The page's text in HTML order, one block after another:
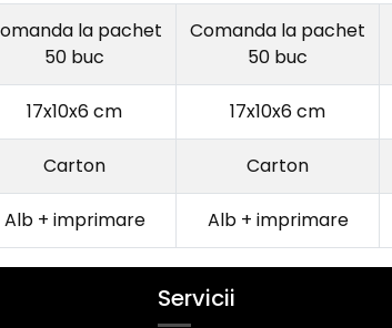
la pachet
50 buc
Comanda la pachet
50 buc
17x10x6 cm 17x10x6 cm
Carton Carton
Alb + imprimare Alb + imprimare
Servicii